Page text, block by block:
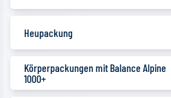
Heupackung
Körperpackungen mit Balance Alpine
1000+